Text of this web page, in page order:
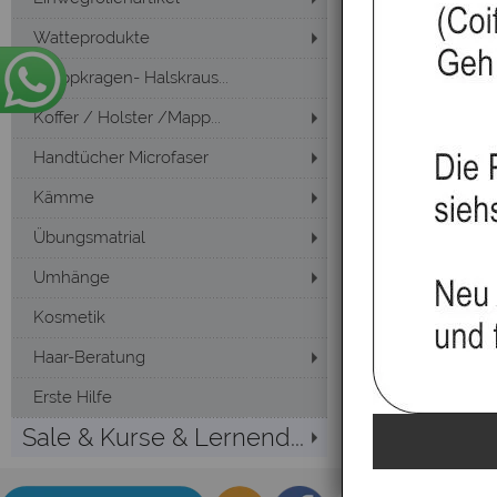
Watteprodukte
Kreppkragen- Halskraus...
Koffer / Holster /Mapp...
Handtücher Microfaser
Kämme
Übungsmatrial
Umhänge
Kosmetik
Haar-Beratung
Erste Hilfe
Sale & Kurse & Lernend...